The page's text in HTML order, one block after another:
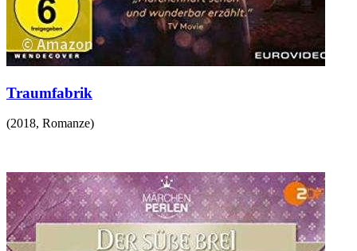
Traumfabrik
(2018, Romanze)